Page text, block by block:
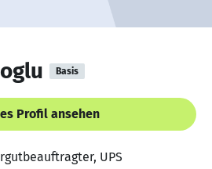
Basis
Profil ansehen
UPS